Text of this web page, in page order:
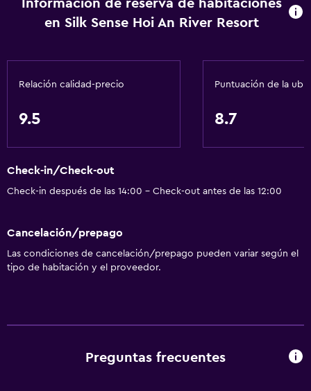
Vista al río
Zona de estar
Insonorización
Accesibilidad y adecuación
Almohada sin plumas
Ducha adaptada para silla de ruedas
Información de reserva de habitaciones
en Silk Sense Hoi An River Resort
Relación calidad-precio
9.5
Puntuación de la
8.7
Check-in/Check-out
Check-in después de las 14:00 - Check-out antes de las 12:00
Cancelación/prepago
Las condiciones de cancelación/prepago pueden variar según el
tipo de habitación y el proveedor.
Preguntas frecuentes